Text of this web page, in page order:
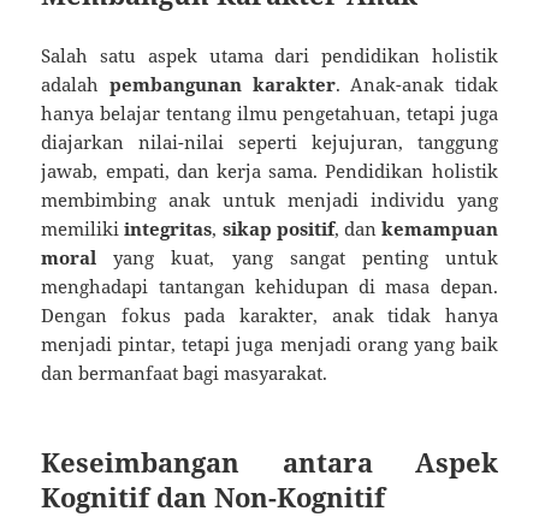
Salah satu aspek utama dari pendidikan holistik
adalah pembangunan karakter. Anak-anak tidak
hanya belajar tentang ilmu pengetahuan, tetapi juga
diajarkan nilai-nilai seperti kejujuran, tanggung
jawab, empati, dan kerja sama. Pendidikan holistik
membimbing anak untuk menjadi individu yang
memilikiintegritas, sikap positif, dan kemampuan
moral yang kuat, yang sangat penting untuk
menghadapi tantangan kehidupan di masa depan.
Dengan fokus pada karakter, anak tidak hanya
menjadi pintar, tetapi juga menjadi orang yang baik
dan bermanfaat bagi masyarakat.
Keseimbangan antara Aspek
Kognitif dan Non-Kognitif